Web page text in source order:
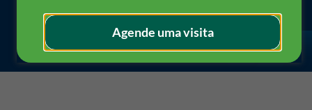
Agende uma visita